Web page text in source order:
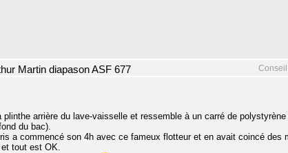
Martin diapason ASF 677
plinthe arrière du lave-vaisselle et ressemble à un carré de
du bac).
a commencé son 4h avec ce fameux flotteur et en avait coincé des
tout est OK.